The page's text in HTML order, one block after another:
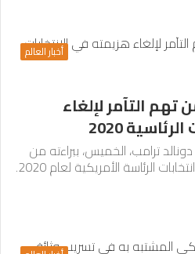
أخبار العالم
تهم التآمر لإلغاء
2020
ترامب، الخميس، ببراءته من
تهم التآمر لإلغاء هزيمته في انتخابات الرئاسة الأمريكية لعام 2020.